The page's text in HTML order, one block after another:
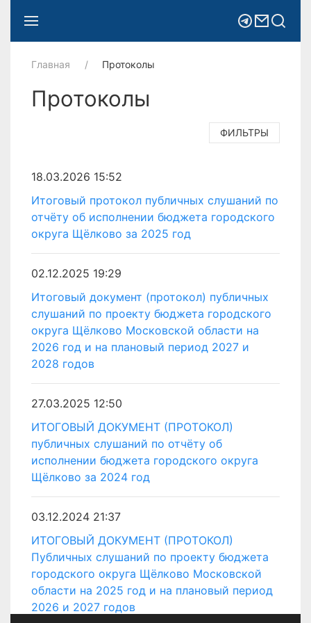
Главная Протоколы
Протоколы
ФИЛЬТРЫ
18.03.2026 15:52
Итоговый протокол публичных слушаний по
отчёту об исполнении бюджета городского
округа Щёлково за 2025 год
02.12.2025 19:29
Итоговый документ (протокол) публичных
слушаний по проекту бюджета городского
округа Щёлково Московской области на
2026 год и на плановый период 2027 и
2028 годов
27.03.2025 12:50
ИТОГОВЫЙ ДОКУМЕНТ (ПРОТОКОЛ)
публичных слушаний по отчёту об
исполнении бюджета городского округа
Щёлково за 2024 год
03.12.2024 21:37
ИТОГОВЫЙ ДОКУМЕНТ (ПРОТОКОЛ)
Публичных слушаний по проекту бюджета
городского округа Щёлково Московской
области на 2025 год и на плановый период
2026 и 2027 годов